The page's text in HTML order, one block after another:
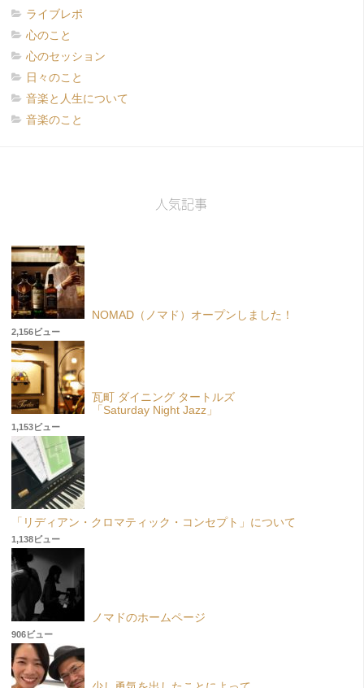
ライブレポ
心のこと
心のセッション
日々のこと
音楽と人生について
音楽のこと
人気記事
NOMAD（ノマド）オープンしました！
2,156ビュー
瓦町 ダイニング タートルズ
「Saturday Night Jazz」
1,153ビュー
「リディアン・クロマティック・コンセプト」について
1,138ビュー
ノマドのホームページ
906ビュー